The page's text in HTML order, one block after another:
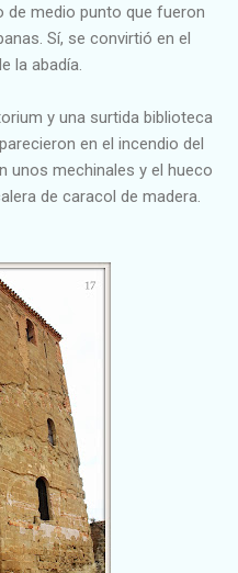
de medio punto que fueron
Sí, se convirtió en el
la abadía.
y una surtida biblioteca
en el incendio del
unos mechinales y el hueco
de caracol de madera.